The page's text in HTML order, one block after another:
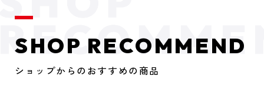
SHOP RECOMMEND
ショップからのおすすめの商品